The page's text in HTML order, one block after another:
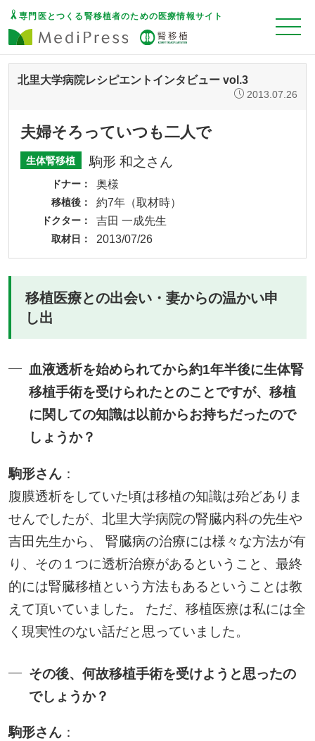
専門医とつくる腎移植者のための医療情報サイト
北里大学病院レシピエントインタビュー vol.3
2013.07.26
夫婦そろっていつも二人で
生体腎移植 駒形 和之さん
ドナー 奥様
移植後 約7年（取材時）
ドクター 吉田 一成先生
取材日 2013/07/26
移植医療との出会い・妻からの温かい申
し出
血液透析を始められてから約1年半後に生体腎
移植手術を受けられたとのことですが、移植
に関しての知識は以前からお持ちだったので
しょうか？
駒形さん：
腹膜透析をしていた頃は移植の知識は殆どありま
せんでしたが、北里大学病院の腎臓内科の先生や
吉田先生から、 腎臓病の治療には様々な方法が有
り、その１つに透析治療があるということ、最終
的には腎臓移植という方法もあるということは教
えて頂いていました。 ただ、移植医療は私には全
く現実性のない話だと思っていました。
その後、何故移植手術を受けようと思ったの
でしょうか？
駒形さん：